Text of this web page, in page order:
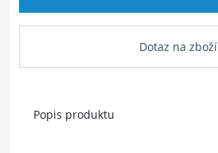
Dotaz na zboží
Popis produktu